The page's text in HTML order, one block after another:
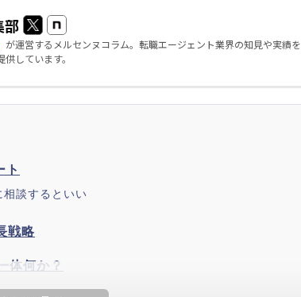
部
が運営するメルセンヌコラム。転職エージェント業界の知見や実績を
しています。
ト
相談するといい
戦略
体何か？